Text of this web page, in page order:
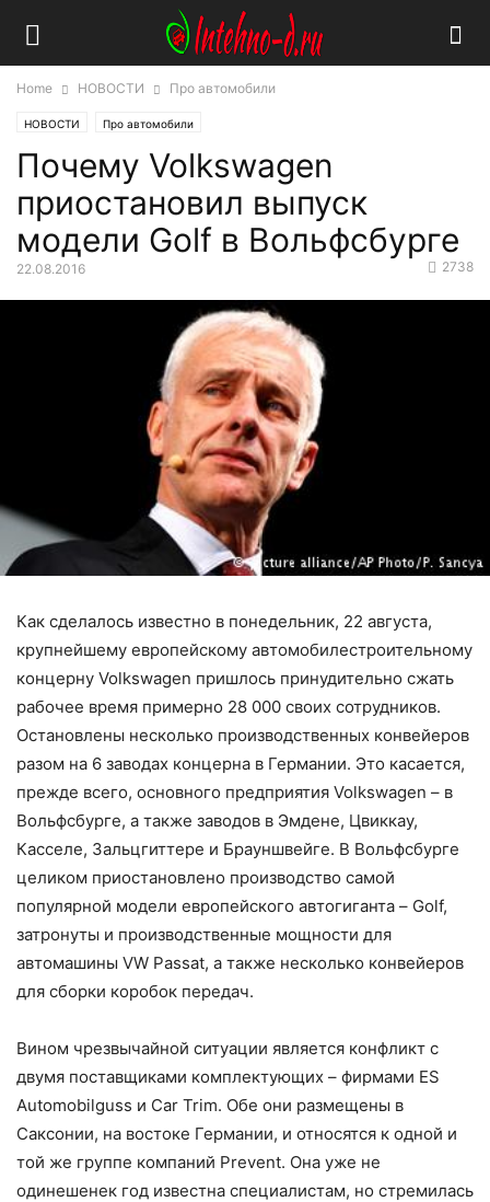
Home НОВОСТИ Про автомобили
НОВОСТИ Про автомобили
Почему Volkswagen
приостановил выпуск
модели Golf в Вольфсбурге
22.08.2016 2738
Как сделалось известно в понедельник, 22 августа,
крупнейшему европейскому автомобилестроительному
концерну Volkswagen пришлось принудительно сжать
рабочее время примерно 28 000 своих сотрудников.
Остановлены несколько производственных конвейеров
разом на 6 заводах концерна в Германии. Это касается,
прежде всего, основного предприятия Volkswagen – в
Вольфсбурге, а также заводов в Эмдене, Цвиккау,
Касселе, Зальцгиттере и Брауншвейге. В Вольфсбурге
целиком приостановлено производство самой
популярной модели европейского автогиганта – Golf,
затронуты и производственные мощности для
автомашины VW Passat, а также несколько конвейеров
для сборки коробок передач.
Вином чрезвычайной ситуации является конфликт с
двумя поставщиками комплектующих – фирмами ES
Automobilguss и Car Trim. Обе они размещены в
Саксонии, на востоке Германии, и относятся к одной и
той же группе компаний Prevent. Она уже не
одинешенек год известна специалистам, но стремилась